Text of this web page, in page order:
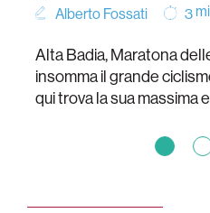
Alberto Fossati 3
Alta Badia, Maratona
insomma il grande
qui trova la sua massima